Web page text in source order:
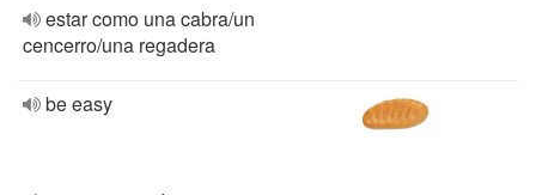
estar como una cabra/un
cencerro/una regadera
be easy